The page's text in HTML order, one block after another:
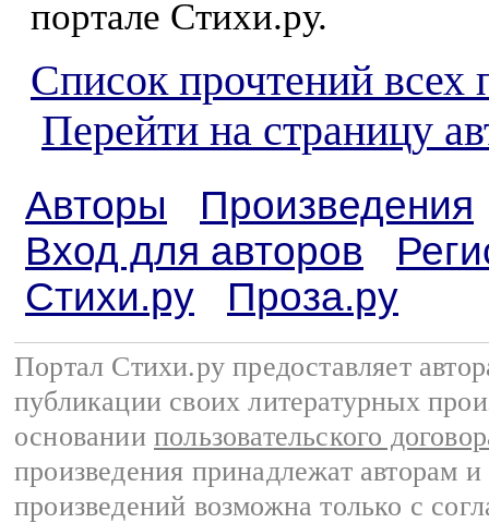
портале Стихи.ру.
Список прочтений всех
Перейти на страницу
Авторы
Произведения
Вход для авторов
Стихи.ру
Проза.ру
Портал Стихи.ру предоставляет
публикации своих литературных
основании пользовательского
произведения принадлежат авторам
произведений возможна только с